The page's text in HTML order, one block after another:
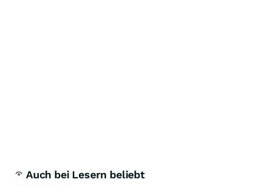
Auch bei Lesern beliebt